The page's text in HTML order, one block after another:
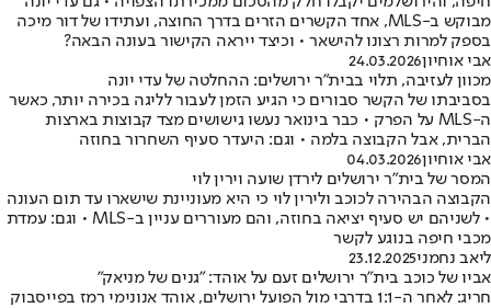
מבוקש ב-MLS, אחד הקשרים הזרים בדרך החוצה, ועתידו של דור מיכה
בספק למרות רצונו להישאר • וכיצד ייראה הקישור בעונה הבאה?
אבי אוחיון24.03.2026
מכוון לעזיבה, תלוי בבית"ר ירושלים: ההחלטה של עדי יונה
בסביבתו של הקשר סבורים כי הגיע הזמן לעבור לליגה בכירה יותר, כאשר
ה-MLS על הפרק • כבר בינואר נעשו גישושים מצד קבוצות בארצות
הברית, אבל הקבוצה בלמה • וגם: היעדר סעיף השחרור בחוזה
אבי אוחיון04.03.2026
המסר של בית"ר ירושלים לירדן שועה וירין לוי
הקבוצה הבהירה לכוכב ולירין לוי כי היא מעוניינת שישארו עד תום העונה
• לשניהם יש סעיף יציאה בחוזה, והם מעוררים עניין ב-MLS • וגם: עמדת
מכבי חיפה בנוגע לקשר
ליאב נחמני23.12.2025
אביו של כוכב בית"ר ירושלים זעם על אוהד: "גנים של מניאק"
חריג: לאחר ה-1:1 בדרבי מול הפועל ירושלים, אוהד אנונימי רמז בפייסבוק